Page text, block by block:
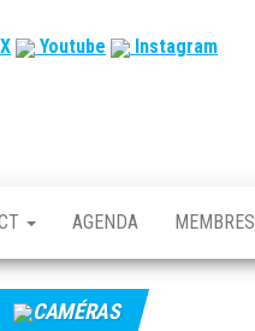
Youtube Instagram
AGENDA MEMBRES
CAMÉRAS